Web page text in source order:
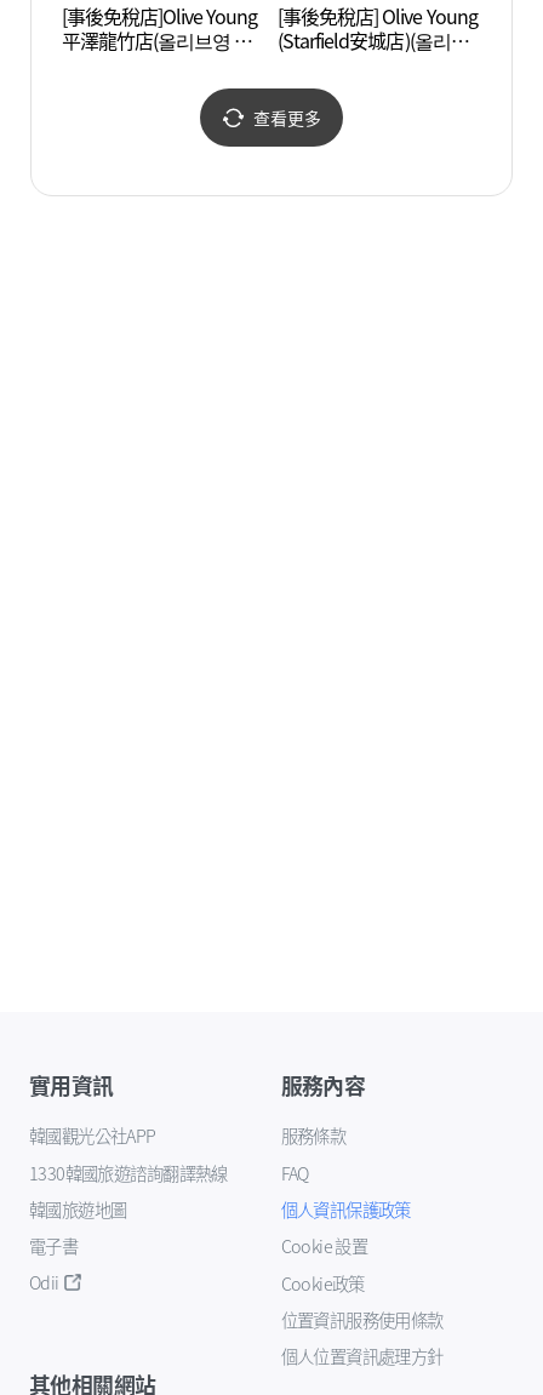
[事後免稅店]Olive Young
平澤龍竹店(올리브영 평
[事後免稅店] Olive Young
(Starfield安城店)(올리브
查看更多
實用資訊
韓國觀光公社APP
1330韓國旅遊諮詢翻譯熱線
韓國旅遊地圖
電子書
Odii
服務內容
服務條款
FAQ
個人資訊保護政策
Cookie 設置
Cookie政策
位置資訊服務使用條款
個人位置資訊處理方針
其他相關網站